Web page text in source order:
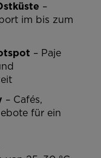
–
im bis zum
– Paje
– Cafés,
für ein